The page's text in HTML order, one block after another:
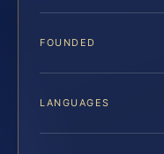
FOUNDED
LANGUAGES